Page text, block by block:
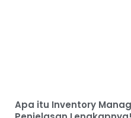
Apa itu Inventory